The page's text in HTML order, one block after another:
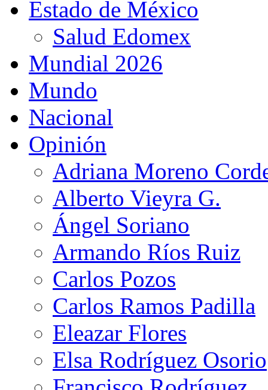
Estado de México
Salud Edomex
Mundial 2026
Mundo
Nacional
Opinión
Adriana Moreno
Alberto Vieyra G.
Ángel Soriano
Armando Ríos Ruiz
Carlos Pozos
Carlos Ramos Padilla
Eleazar Flores
Elsa Rodríguez Osorio